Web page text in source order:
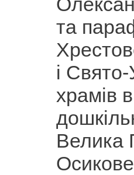
та
і
храмів
Велика